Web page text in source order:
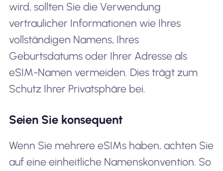
wird, sollten Sie die Verwendung
vertraulicher Informationen wie Ihres
vollständigen Namens, Ihres
Geburtsdatums oder Ihrer Adresse als
eSIM-Namen vermeiden. Dies trägt zum
Schutz Ihrer Privatsphäre bei.
Seien Sie konsequent
Wenn Sie mehrere eSIMs haben, achten Sie
auf eine einheitliche Namenskonvention. So